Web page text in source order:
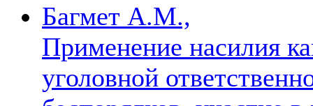
Багмет А.М.,
Применение насилия
уголовной